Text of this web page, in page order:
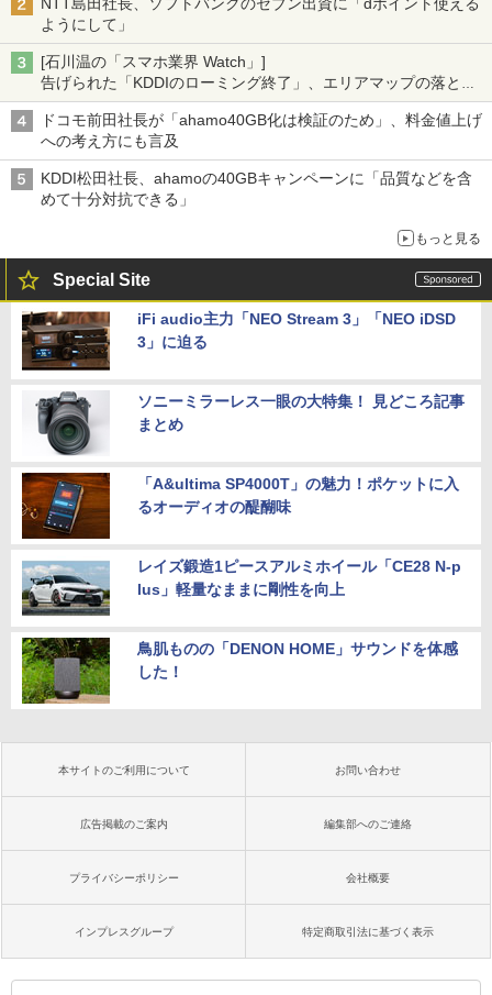
ようにして」
[石川温の「スマホ業界 Watch」]
告げられた「KDDIのローミング終了」、エリアマップの落とし
穴と楽天モバイルの課題
ドコモ前田社長が「ahamo40GB化は検証のため」、料金値上げ
への考え方にも言及
KDDI松田社長、ahamoの40GBキャンペーンに「品質などを含
めて十分対抗できる」
もっと見る
Special Site
iFi audio主力「NEO Stream 3」「NEO iDSD
3」に迫る
ソニーミラーレス一眼の大特集！ 見どころ記事
まとめ
「A&ultima SP4000T」の魅力！ポケットに入
るオーディオの醍醐味
レイズ鍛造1ピースアルミホイール「CE28 N-p
lus」軽量なままに剛性を向上
鳥肌ものの「DENON HOME」サウンドを体感
した！
本サイトのご利用について お問い合わせ
広告掲載のご案内 編集部へのご連絡
プライバシーポリシー 会社概要
インプレスグループ 特定商取引法に基づく表示